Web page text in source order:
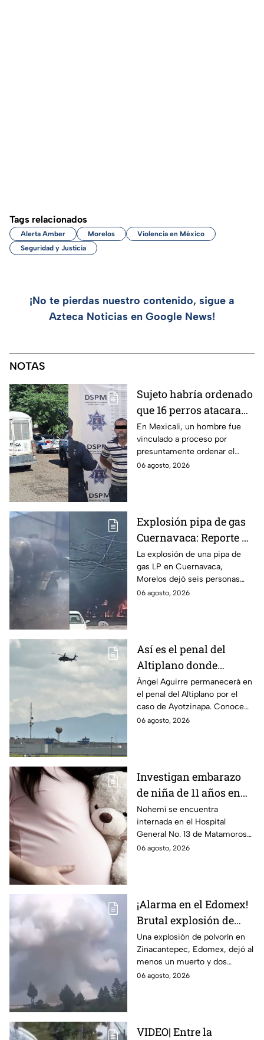
Tags relacionados
Alerta Amber Morelos
Violencia en México
Seguridad y Justicia
¡No te pierdas nuestro contenido, sigue a
Azteca Noticias en Google News!
NOTAS
Sujeto habría ordenado
que 16 perros atacaran
a su hermana con
discapacidad en
Mexicali, BC
En Mexicali, un hombre fue
vinculado a proceso por
presuntamente ordenar el
ataque de 16 perros contra su
06 agosto, 2026
Explosión pipa de gas
Cuernavaca: Reporte de
víctimas tras estallido
en Morelos
La explosión de una pipa de
gas LP en Cuernavaca,
Morelos dejó seis personas
hospitalizadas. IMSS informó
06 agosto, 2026
Así es el penal del
Altiplano donde
permanecerá Ángel
Aguirre por caso
Ayotzinapa
Ángel Aguirre permanecerá en
el penal del Altiplano por el
caso de Ayotzinapa. Conoce
dónde está, cómo es esta
06 agosto, 2026
Investigan embarazo
de niña de 11 años en
Matamoros,
Tamaulipas; ¿qué pasó
con Nohemí?
Nohemí se encuentra
internada en el Hospital
General No. 13 de Matamoros
tras complicaciones por un
06 agosto, 2026
¡Alarma en el Edomex!
Brutal explosión de
polvorín en Santa
María del Monte,
Zinacantepec; reportan
al menos un muerto y
Una explosión de polvorín en
Zinacantepec, Edomex, dejó al
menos un muerto y dos
heridos; autoridades atiende la
06 agosto, 2026
VIDEO| Entre la